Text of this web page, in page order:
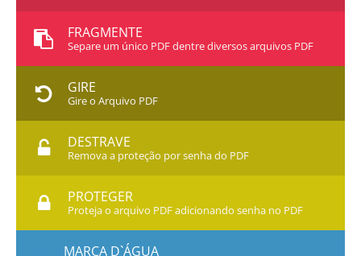
FRAGMENTE
Separe um único PDF dentre diversos arquivos PDF
GIRE
Gire o Arquivo PDF
DESTRAVE
Remova a proteção por senha do PDF
PROTEGER
Proteja o arquivo PDF adicionando senha no PDF
MARCA D`ÁGUA